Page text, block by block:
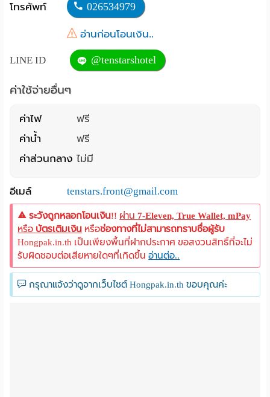
โทรศัพท์ 026534979
อ่านก่อนโอนเงิน..
LINE ID @tenstarshotel
ค่าใช้จ่ายอื่นๆ
ค่าไฟ
ฟรี
ค่าน้ำ
ฟรี
ค่าส่วนกลาง ไม่มี
อีเมล์ tenstars.front@gmail.com
ระวังถูกหลอกโอนเงิน!! ผ่าน7-Eleven, True Wallet, mPay
หรือ บัตรเติมเงิน หรือช่องทางที่ไม่สามารถทราบชื่อผู้รับ
Hongpak.in.th เป็นเพียงพื้นที่ฝากประกาศ ขอสงวนสิทธิ์ที่จะไม่
รับผิดชอบต่อเสียหายใดๆที่เกิดขึ้นอ่านต่อ..
กรุณาแจ้งว่าดูจากเว็บไซต์ Hongpak.in.th ขอบคุณค่ะ